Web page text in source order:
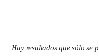
Hay resultados que sólo se